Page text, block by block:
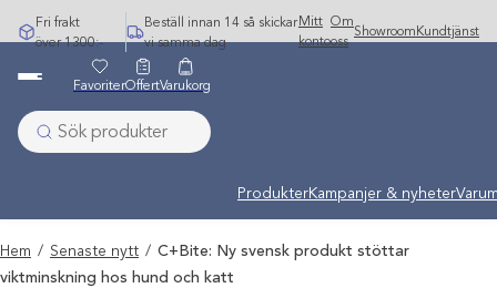
Hoppa
till
Fri frakt
över 1300:-
Beställ innan 14 så skickar
vi samma dag
Mitt
konto
Om
oss
Showroom Kundtjänst
ProdukterKampanjer & nyheter
FavoriterOffertVarukorg
Hem / Senaste nytt / C+Bite: Ny svensk produkt stöttar
viktminskning hos hund och katt